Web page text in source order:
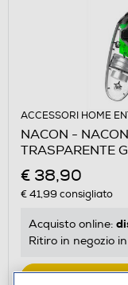
ACCESSORI HOME
NACON -
TRASPARENTE
€ 38,90
€ 41,99 consigliato
Acquisto online:
Ritiro in negozio